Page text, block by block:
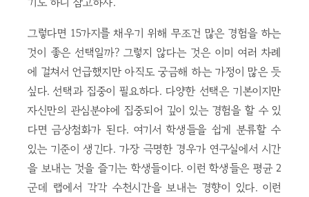
그렇다면 15가지를 채우기 위해 무조건 많은 경험을 하는
것이 좋은 선택일까? 그렇지 않다는 것은 이미 여러 차례
에 걸쳐서 언급했지만 아직도 궁금해 하는 가정이 많은 듯
싶다. 선택과 집중이 필요하다. 다양한 선택은 기본이지만
자신만의 관심분야에 집중되어 깊이 있는 경험을 할 수 있
다면 금상첨화가 된다. 여기서 학생들을 쉽게 분류할 수
있는 기준이 생긴다. 가장 극명한 경우가 연구실에서 시간
을 보내는 것을 즐기는 학생들이다. 이런 학생들은 평균 2
군데 랩에서 각각 수천시간을 보내는 경향이 있다. 이런